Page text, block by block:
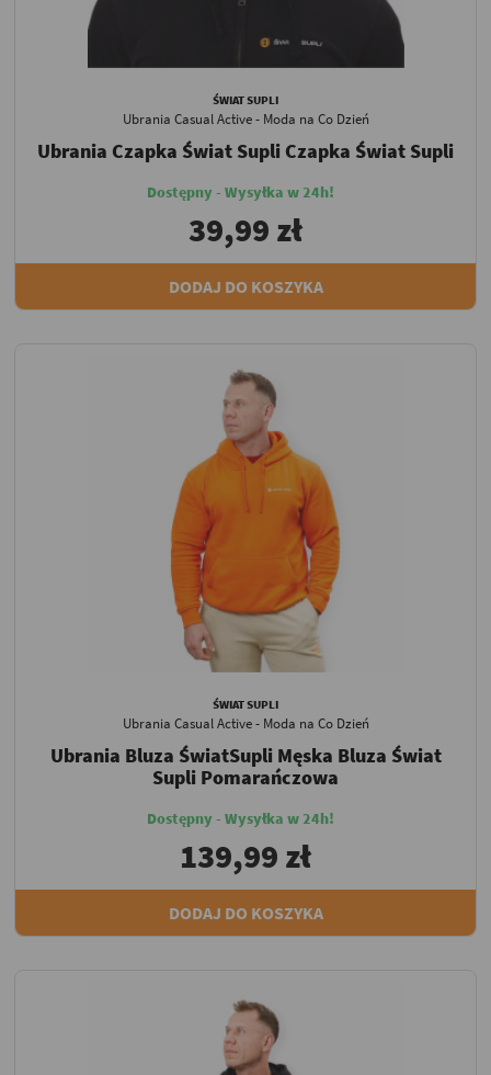
ŚWIAT SUPLI
Ubrania Casual Active - Moda na Co Dzień
Ubrania Czapka Świat Supli Czapka Świat Supli
Dostępny - Wysyłka w 24h!
39,99 zł
DODAJ DO KOSZYKA
ŚWIAT SUPLI
Ubrania Casual Active - Moda na Co Dzień
Ubrania Bluza ŚwiatSupli Męska Bluza Świat
Supli Pomarańczowa
Dostępny - Wysyłka w 24h!
139,99 zł
DODAJ DO KOSZYKA